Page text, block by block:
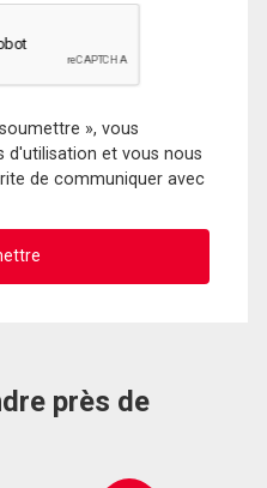
», vous
d'utilisation et vous nous
de communiquer avec
près de